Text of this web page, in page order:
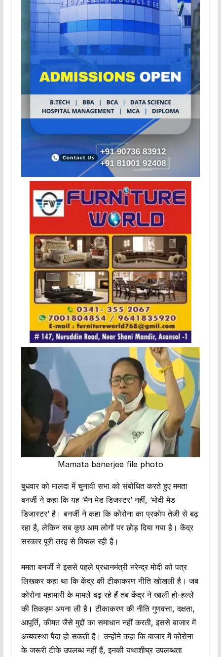
Mamata banerjee file photo
बुधवार को मालदा में चुनावी सभा को संबोधित करते हुए ममता
बनर्जी ने कहा कि यह ‘मैन मेड डिजस्टर’ नहीं, ‘मोदी मेड
डिजास्टर’ है। बनर्जी ने कहा कि कोरोना का प्रकोप तेजी से बढ़
रहा है, लेकिन सब कुछ आम लोगों पर छोड़ दिया गया है। केंद्र
सरकार पूरी तरह से विफल रही है।
ममता बनर्जी ने इससे पहले प्रधानमंत्री नरेन्द्र मोदी को पत्र
लिखकर कहा था कि केंद्र की टीकाकरण नीति खोखली है। जब
कोरोना महामारी के मामले बढ़ रहे हैं तब केंद्र ने खाली हो-हल्ले
की तिकड़म अपना ली है। टीकाकरण की नीति गुणवत्ता, दक्षता,
आपूर्ति, कीमत जैसे मुद्दों का समाधान नहीं करती, इससे बाजार में
अव्यवस्था पैदा हो सकती है। उन्होंने कहा कि बाजार में कोरोना
के जरूरी टीके उपलब्ध नहीं हैं, इनकी यथाशीघ्र उपलब्धता